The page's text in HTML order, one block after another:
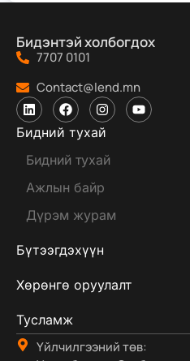
Бидэнтэй холбогдох
7707 0101
Contact@lend.mn
Бидний тухай
Бүтээгдэхүүн
Хөрөнгө оруулалт
Тусламж
Бидний тухай
Ажлын байр
Дүрэм журам
Үйлчилгээний төв: